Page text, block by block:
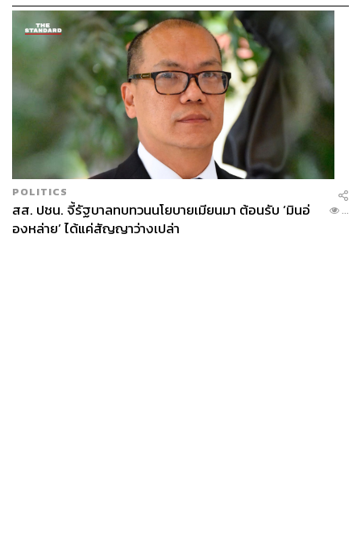
POLITICS
สส. ปชน. จี้รัฐบาลทบทวนนโยบายเมียนมา ต้อนรับ ‘มินอ่
องหล่าย’ ได้แค่สัญญาว่างเปล่า
...